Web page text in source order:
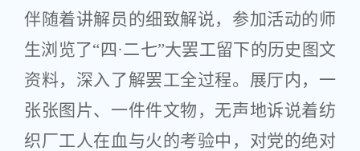
伴随着讲解员的细致解说，参加活动的师
生浏览了“四·二七”大罢工留下的历史图文
资料，深入了解罢工全过程。展厅内，一
张张图片、一件件文物，无声地诉说着纺
织厂工人在血与火的考验中，对党的绝对